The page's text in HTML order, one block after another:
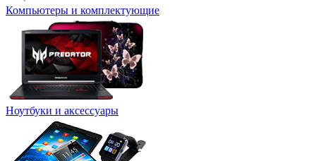
Компьютеры и комплектующие
Ноутбуки и аксессуары